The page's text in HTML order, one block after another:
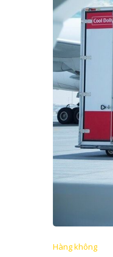
Hàng không